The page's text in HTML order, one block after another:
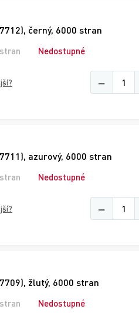
černý, 6000 stran
Nedostupné
−
azurový, 6000 stran
Nedostupné
−
žlutý, 6000 stran
Nedostupné